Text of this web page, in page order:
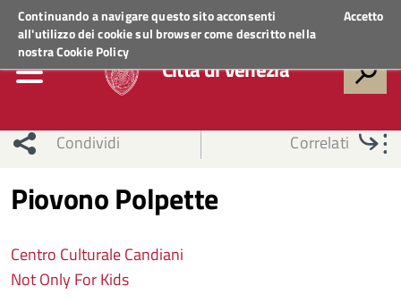
Continuando a navigare questo sito acconsenti
all'utilizzo dei cookie sul browser come descritto nella
nostraCookie Policy
Accetto
Regione VenetoACCEDI AI SERVIZI
Città di Venezia
Condividi Correlati
Piovono Polpette
Centro Culturale Candiani
Not Only For Kids